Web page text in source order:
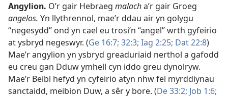
Angylion. O’r gair Hebraeg malacha’r gair Groeg
angelos. Yn llythrennol, mae’r ddau air yn golygu
“negesydd” ond yn cael eu trosi’n “angel” wrth gyfeirio
at ysbryd negeswyr. (Ge 16:7; 32:3; Iag 2:25; Dat 22:8)
Mae’r angylion yn ysbryd greaduriaid nerthol a gafodd
eu creu gan Dduw ymhell cyn iddo greu dynolryw.
Mae’r Beibl hefyd yn cyfeirio atyn nhw fel myrddiynau
sanctaidd, meibion Duw, a sêr y bore. (De 33:2; Job 1:6;